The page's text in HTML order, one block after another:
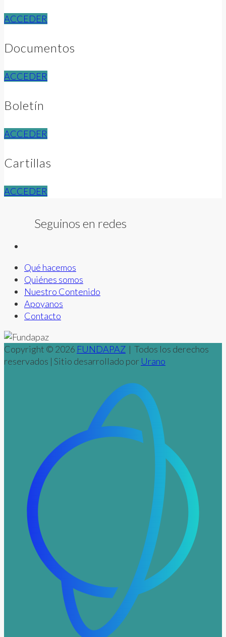
ACCEDER
Documentos
ACCEDER
Boletín
ACCEDER
Cartillas
ACCEDER
Seguinos en redes
Qué hacemos
Quiénes somos
Nuestro Contenido
Apoyanos
Contacto
Copyright © 2026 FUNDAPAZ | Todos los derechos
reservados | Sitio desarrollado por Urano